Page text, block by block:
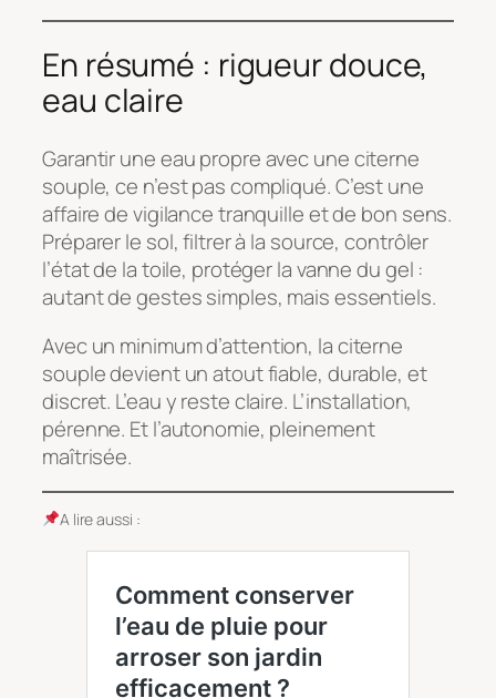
En résumé : rigueur douce,
eau claire
Garantir une eau propre avec une citerne
souple, ce n’est pas compliqué. C’est une
affaire de vigilance tranquille et de bon sens.
Préparer le sol, filtrer à la source, contrôler
l’état de la toile, protéger la vanne du gel :
autant de gestes simples, mais essentiels.
Avec un minimum d’attention, la citerne
souple devient un atout fiable, durable, et
discret. L’eau y reste claire. L’installation,
pérenne. Et l’autonomie, pleinement
maîtrisée.
A lire aussi :